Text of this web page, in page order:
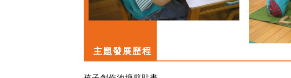
主題發展歷程